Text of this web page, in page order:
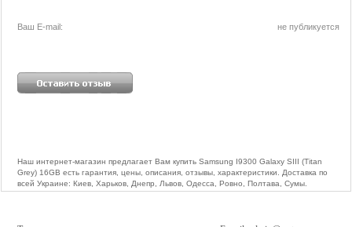
не публикуется
Ваш E-mail:
Наш интернет-магазин предлагает Вам купить Samsung I9300 Galaxy SIII (Titan
Grey) 16GB есть гарантия, цены, описания, отзывы, характеристики. Доставка по
всей Украине: Киев, Харьков, Днепр, Львов, Одесса, Ровно, Полтава, Сумы.